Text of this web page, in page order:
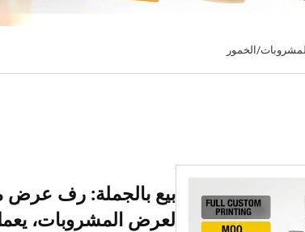
الخمور
بيع بالجملة: رف عرض
لعرض المشروبات، يعمل